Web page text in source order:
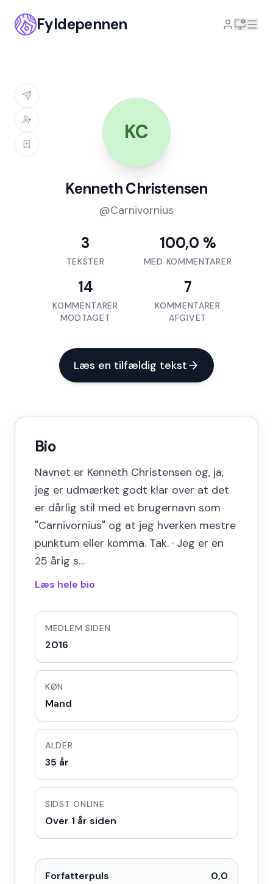
Fyldepennen
KC
Kenneth Christensen
@Carnivornius
3
TEKSTER
100,0 %
MED KOMMENTARER
14
KOMMENTARER
MODTAGET
7
KOMMENTARER
AFGIVET
Læs en tilfældig tekst
Bio
Navnet er Kenneth Christensen og, ja,
jeg er udmærket godt klar over at det
er dårlig stil med et brugernavn som
"Carnivornius" og at jeg hverken mestre
punktum eller komma. Tak. · Jeg er en
25 årig s…
Læs hele bio
MEDLEM SIDEN
2016
KØN
Mand
ALDER
35 år
SIDST ONLINE
Over 1 år siden
Forfatterpuls 0,0